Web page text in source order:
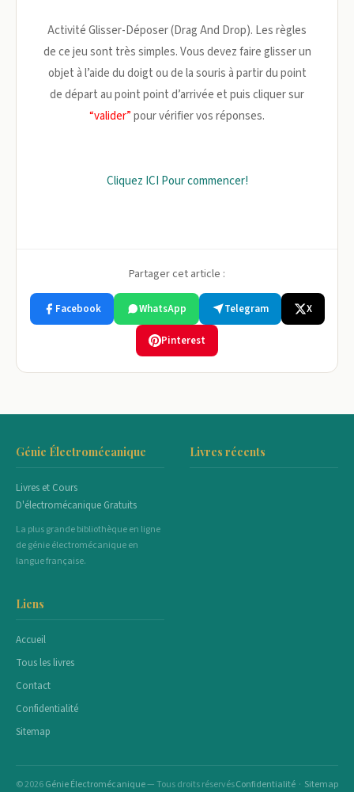
Activité Glisser-Déposer (Drag And Drop). Les règles
de ce jeu sont très simples. Vous devez faire glisser un
objet à l’aide du doigt ou de la souris à partir du point
de départ au point point d’arrivée et puis cliquer sur
“valider”pour vérifier vos réponses.
Cliquez ICI Pour commencer!
Partager cet article :
Facebook WhatsApp Telegram X
Pinterest
Génie Électromécanique
Livres et Cours
D'électromécanique Gratuits
La plus grande bibliothèque en ligne
de génie électromécanique en
langue française.
Livres récents
Liens
Accueil
Tous les livres
Contact
Confidentialité
Sitemap
© 2026Génie Électromécanique— Tous droits réservésConfidentialité · Sitemap